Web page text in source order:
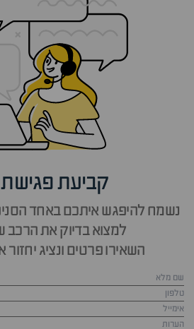
קביעת פגישת
נשמח להיפגש איתכם באחד
למצוא בדיוק את
השאירו פרטים ונציג